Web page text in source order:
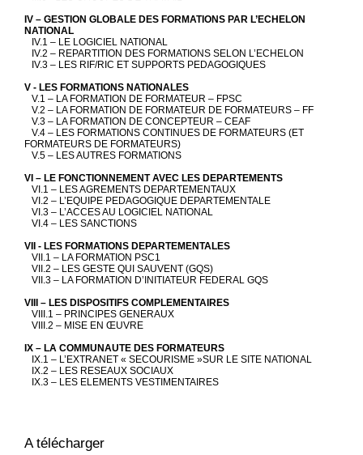
IV – GESTION GLOBALE DES FORMATIONS PAR L’ECHELON
NATIONAL
IV.1 – LE LOGICIEL NATIONAL
IV.2 – REPARTITION DES FORMATIONS SELON L’ECHELON
IV.3 – LES RIF/RIC ET SUPPORTS PEDAGOGIQUES
V - LES FORMATIONS NATIONALES
V.1 – LA FORMATION DE FORMATEUR – FPSC
V.2 – LA FORMATION DE FORMATEUR DE FORMATEURS – FF
V.3 – LA FORMATION DE CONCEPTEUR – CEAF
V.4 – LES FORMATIONS CONTINUES DE FORMATEURS (ET
FORMATEURS DE FORMATEURS)
V.5 – LES AUTRES FORMATIONS
VI – LE FONCTIONNEMENT AVEC LES DEPARTEMENTS
VI.1 – LES AGREMENTS DEPARTEMENTAUX
VI.2 – L’EQUIPE PEDAGOGIQUE DEPARTEMENTALE
VI.3 – L’ACCES AU LOGICIEL NATIONAL
VI.4 – LES SANCTIONS
VII - LES FORMATIONS DEPARTEMENTALES
VII.1 – LA FORMATION PSC1
VII.2 – LES GESTE QUI SAUVENT (GQS)
VII.3 – LA FORMATION D’INITIATEUR FEDERAL GQS
VIII – LES DISPOSITIFS COMPLEMENTAIRES
VIII.1 – PRINCIPES GENERAUX
VIII.2 – MISE EN ŒUVRE
IX – LA COMMUNAUTE DES FORMATEURS
IX.1 – L’EXTRANET « SECOURISME »SUR LE SITE NATIONAL
IX.2 – LES RESEAUX SOCIAUX
IX.3 – LES ELEMENTS VESTIMENTAIRES
A télécharger